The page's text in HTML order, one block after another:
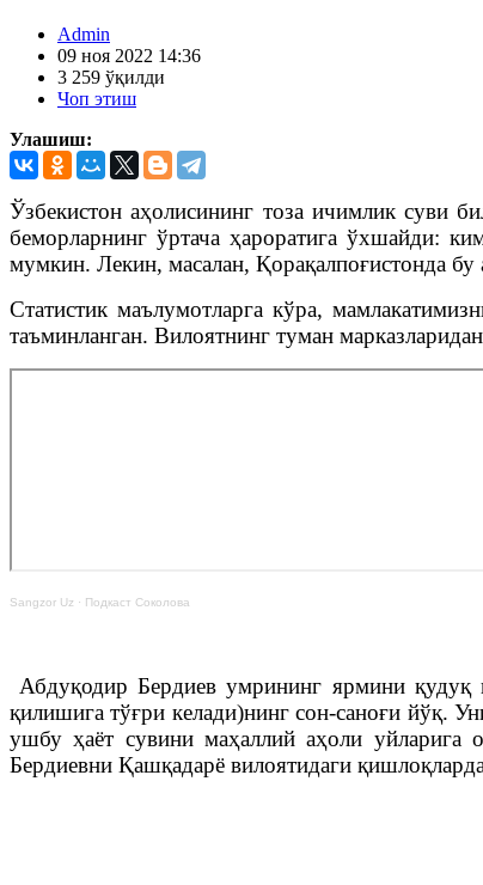
Admin
09 ноя 2022 14:36
3 259 ўқилди
Чоп этиш
Улашиш:
Ўзбекистон аҳолисининг тоза ичимлик суви
беморларнинг ўртача ҳароратига ўхшайди:
мумкин. Лекин, масалан, Қорақалпоғистонда
Статистик маълумотларга кўра,
таъминланган. Вилоятнинг туман
Sangzor Uz · Подкаст Соколова
Абдуқодир Бердиев умрининг ярмини қудуқ
қилишига тўғри келади)нинг сон-саноғи йўқ.
ушбу ҳаёт сувини маҳаллий аҳоли
Бердиевни Қашқадарё вилоятидаги